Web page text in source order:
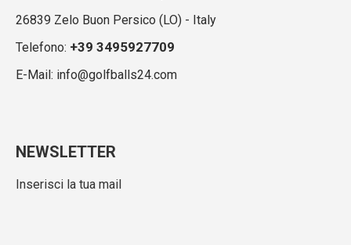
26839 Zelo Buon Persico (LO) - Italy
Telefono: +39 3495927709
E-Mail: info@golfballs24.com
NEWSLETTER
Inserisci la tua mail